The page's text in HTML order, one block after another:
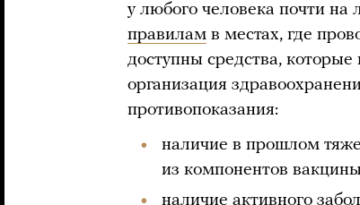
у любого человека почти на
правилам в местах, где
доступны средства,
организация
противопоказания:
наличие в прошлом
из компонентов
наличие активного